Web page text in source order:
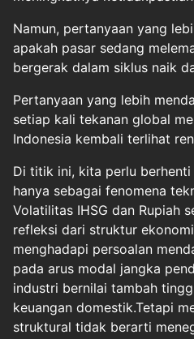
Namun, pertanyaan yang
apakah pasar sedang
bergerak dalam siklus naik
Pertanyaan yang lebih
setiap kali tekanan global
Indonesia kembali terlihat
Di titik ini, kita perlu
hanya sebagai fenomena
Volatilitas IHSG dan Rupiah
refleksi dari struktur
menghadapi persoalan
pada arus modal jangka
industri bernilai tambah
keuangan domestik.Tetapi
struktural tidak berarti